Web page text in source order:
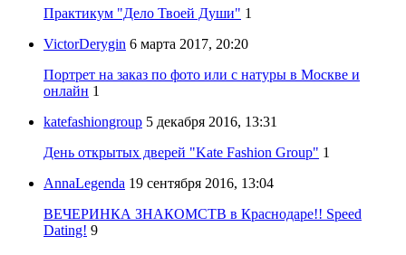
Практикум "Дело Твоей Души" 1
VictorDerygin 6 марта 2017, 20:20
Портрет на заказ по фото или с натуры в Москве и
онлайн 1
katefashiongroup 5 декабря 2016, 13:31
День открытых дверей "Kate Fashion Group" 1
AnnaLegenda 19 сентября 2016, 13:04
ВЕЧЕРИНКА ЗНАКОМСТВ в Краснодаре!! Speed
Dating! 9